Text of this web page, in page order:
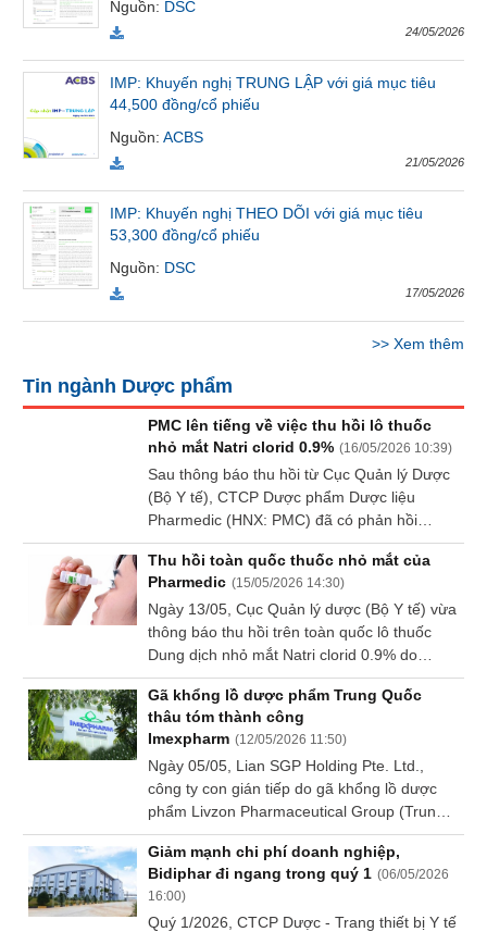
Nguồn: DSC
24/05/2026
IMP: Khuyến nghị TRUNG LẬP với giá mục tiêu
44,500 đồng/cổ phiếu
Nguồn:ACBS
21/05/2026
IMP: Khuyến nghị THEO DÕI với giá mục tiêu
53,300 đồng/cổ phiếu
Nguồn: DSC
17/05/2026
>> Xem thêm
Tin ngành Dược phẩm
PMC lên tiếng về việc thu hồi lô thuốc
nhỏ mắt Natri clorid 0.9% (16/05/2026 10:39)
Sau thông báo thu hồi từ Cục Quản lý Dược
(Bộ Y tế), CTCP Dược phẩm Dược liệu
Pharmedic (HNX: PMC) đã có phản hồi
chính thức liên quan đến lô thuốc Dung dịch
nhỏ mắt Natri clorid 0.9% không đạt tiêu
chuẩn chất lượng.
Thu hồi toàn quốc thuốc nhỏ mắt của
Pharmedic (15/05/2026 14:30)
Ngày 13/05, Cục Quản lý dược (Bộ Y tế) vừa
thông báo thu hồi trên toàn quốc lô thuốc
Dung dịch nhỏ mắt Natri clorid 0.9% do
không đạt tiêu chuẩn chất lượng về chỉ tiêu
độ trong, thuộc mức độ vi phạm 3.
Gã khổng lồ dược phẩm Trung Quốc
thâu tóm thành công
Imexpharm (12/05/2026 11:50)
Ngày 05/05, Lian SGP Holding Pte. Ltd.,
công ty con gián tiếp do gã khổng lồ dược
phẩm Livzon Pharmaceutical Group (Trung
Quốc) sở hữu 100%, đã mua hơn 104.5 triệu
cp của CTCP Dược phẩm Imexpharm
(HOSE: IMP), chính thức trở thành công ty
mẹ của doanh nghiệp dược phẩm này.
Giảm mạnh chi phí doanh nghiệp,
Bidiphar đi ngang trong quý 1 (06/05/2026
16:00)
Quý 1/2026, CTCP Dược - Trang thiết bị Y tế
tức
(-)
viết
của
tác
(-)
Báo
cáo
tích
Thuật
vụ
Sách
Công